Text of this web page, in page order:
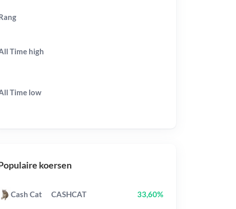
Time high
Time low
koersen
Cash Cat CASHCAT 33,60%